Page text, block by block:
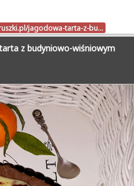
jagodowa-tarta-z-bu…
z budyniowo-wiśniowym